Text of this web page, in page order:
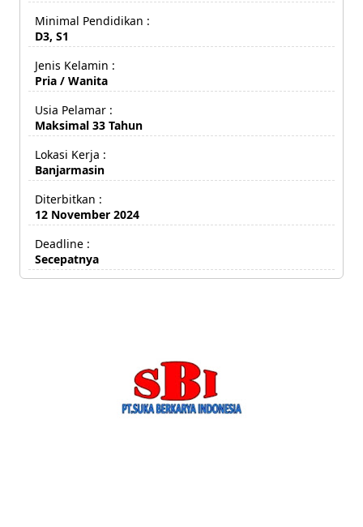
Minimal Pendidikan :
D3, S1
Jenis Kelamin :
Pria / Wanita
Usia Pelamar :
Maksimal 33 Tahun
Lokasi Kerja :
Banjarmasin
Diterbitkan :
12 November 2024
Deadline :
Secepatnya